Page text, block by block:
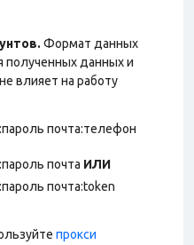
Формат данных
полученных данных и
влияет на работу
почта:телефон
почта ИЛИ
почта:token
прокси